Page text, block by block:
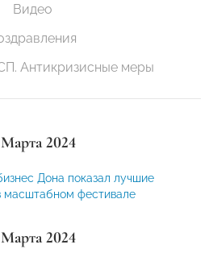
Видео
Антикризисные меры
2024
Дона показал лучшие
масштабном фестивале
2024